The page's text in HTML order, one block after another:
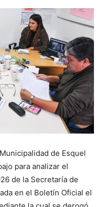
de Esquel
para analizar el
de la Secretaría de
en el Boletín Oficial el